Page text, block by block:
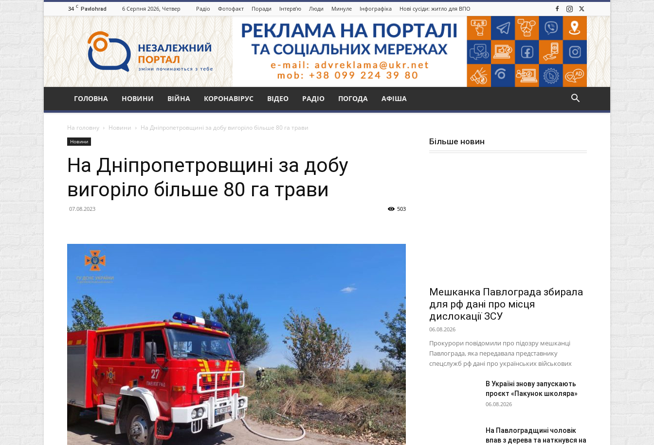
34 C Pavlohrad 6 Серпня 2026, Четвер Радіо Фотофакт Поради Інтерв’ю Люди Минуле Інфографіка Нові сусіди: житло для ВПО
Незалежний
портал
Павлоград.dp.ua
ГОЛОВНА НОВИНИ ВІЙНА КОРОНАВІРУС ВІДЕО РАДІО ПОГОДА АФІША
На головну Новини На Дніпропетровщині за добу вигоріло більше 80 га трави
Новини
На Дніпропетровщині за добу
вигоріло більше 80 га трави
07.08.2023 503
Більше новин
Мешканка Павлограда збирала
для рф дані про місця
дислокації ЗСУ
06.08.2026
Прокурори повідомили про підозру мешканці
Павлограда, яка передавала представнику
спецслужб рф дані про українських військових
В Україні знову запускають
проєкт «Пакунок школяра»
06.08.2026
На Павлоградщині чоловік
впав з дерева та наткнувся на